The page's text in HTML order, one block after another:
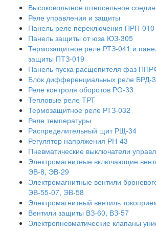
Высоковольтное штепсельное
Реле управления и защиты
Панель реле переключения ПРП-010
Панель защиты от юза ЮЗ-305
Термозащитное реле РТЗ-041 и
защиты ПТЗ-019
Панель пуска расщепителя фаз
Блок дифференциальных реле БРД-
Реле контроля оборотов РО-33
Тепловые реле ТРТ
Термозащитное реле РТЗ-032
Реле температуры
Распределительный щит РЩ-34
Регулятор напряжения РН-43
Пневматические выключатели
Электромагнитные включающие
ЭВ-8, ЭВ-29
Электромагнитные вентили
ЭВ-55-07, ЭВ-58
Электромагнитный вентиль
Вентили защиты ВЗ-60, ВЗ-57
Электропневматические клапаны